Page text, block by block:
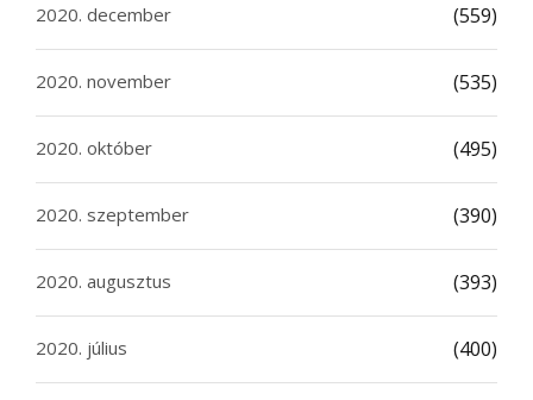
2020. december (559)
2020. november (535)
2020. október (495)
2020. szeptember (390)
2020. augusztus (393)
2020. július (400)